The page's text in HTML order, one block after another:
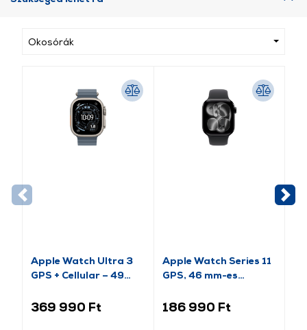
Okosórák
Apple Watch Ultra 3
GPS + Cellular – 49
acélkék óceán szíj
369 990 Ft
Apple Watch Series 11
GPS, 46 mm-es
alumíniumtok, fekete
186 990 Ft